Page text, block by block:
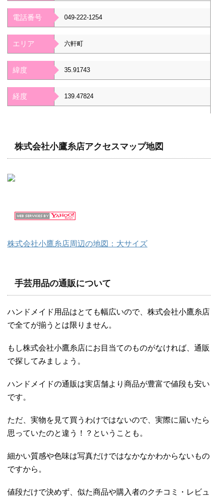
電話番号 049-222-1254
エリア 六軒町
緯度 35.91743
経度 139.47824
株式会社小鷹糸店アクセスマップ地図
株式会社小鷹糸店周辺の地図：大サイズ
手芸用品の通販について
ハンドメイド用品はとても幅広いので、株式会社小鷹糸店
で全てが揃うとは限りません。
もし株式会社小鷹糸店にお目当てのものがなければ、通販
で探してみましょう。
ハンドメイドの通販は実店舗より商品が豊富で値段も安い
です。
ただ、実物を見て買うわけではないので、実際に届いたら
思っていたのと違う！？ということも。
細かい質感や色味は写真だけではなかなかわからないもの
ですから。
値段だけで決めず、似た商品や購入者のクチコミ・レビュ